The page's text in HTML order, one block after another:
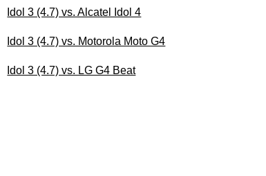
Idol 3 (4.7) vs. Alcatel Idol 4
Idol 3 (4.7) vs. Motorola Moto G4
Idol 3 (4.7) vs. LG G4 Beat